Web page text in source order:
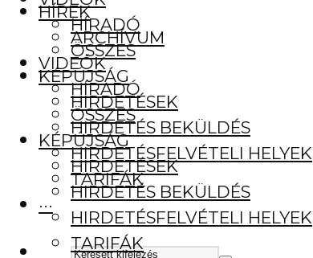
HÍRADÓ
ÖSSZES
KÉPÚJSÁG
HIRDETÉSEK
HIRDETÉS BEKÜLDÉS
HIRDETÉSFELVÉTELI HELYEK
TARIFÁK
···
HÍREK
ARCHÍVUM
VIDEÓK
HÍRADÓ
ÖSSZES
KÉPÚJSÁG
HIRDETÉSEK
HIRDETÉS BEKÜLDÉS
HIRDETÉSFELVÉTELI HELYEK
TARIFÁK